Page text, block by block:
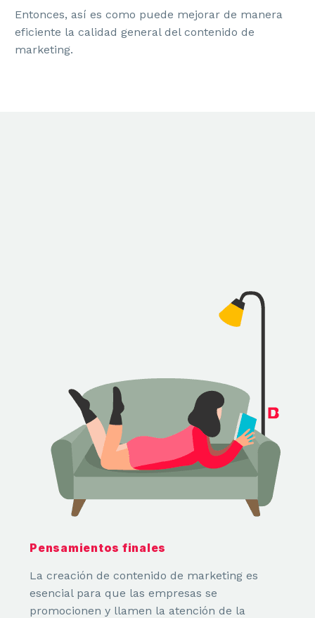
Entonces, así es como puede mejorar de manera
eficiente la calidad general del contenido de
marketing.
Pensamientos finales
La creación de contenido de marketing es
esencial para que las empresas se
promocionen y llamen la atención de la
Emailings y Newsletters
MARKETING
Marketing
Tiendas Online
Posicionamiento SEO y GEO